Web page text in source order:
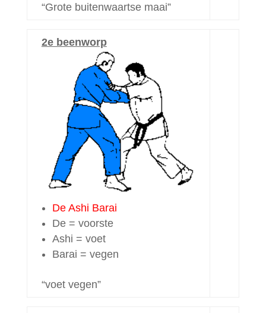
“Grote buitenwaartse maai”
2e beenworp
De Ashi Barai
De = voorste
Ashi = voet
Barai = vegen
“voet vegen”